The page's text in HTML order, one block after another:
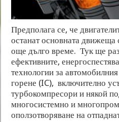
Предполага се, че
останат основната движеща
още дълго време. Тук ще
ефективните,
технологии за
горене (IC), включително
турбокомпресори и някой
многосистемно и
оползотворяване на